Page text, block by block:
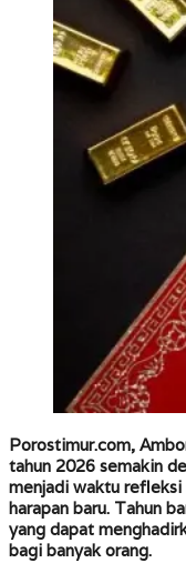
Porostimur.com,
tahun 2026 semakin
menjadi waktu refleksi
harapan baru. Tahun
yang dapat
bagi banyak orang.